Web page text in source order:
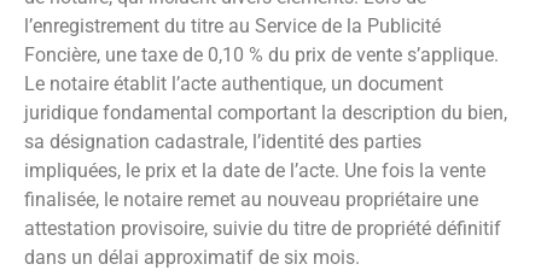
l’enregistrement du titre au Service de la Publicité
Foncière, une taxe de 0,10 % du prix de vente s’applique.
Le notaire établit l’acte authentique, un document
juridique fondamental comportant la description du bien,
sa désignation cadastrale, l’identité des parties
impliquées, le prix et la date de l’acte. Une fois la vente
finalisée, le notaire remet au nouveau propriétaire une
attestation provisoire, suivie du titre de propriété définitif
dans un délai approximatif de six mois.